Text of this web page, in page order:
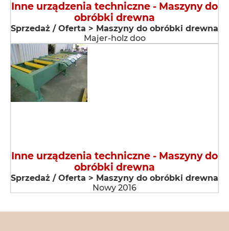
Inne urządzenia techniczne - Maszyny do
obróbki drewna
Sprzedaż / Oferta > Maszyny do obróbki drewna
Majer-holz doo
Inne urządzenia techniczne - Maszyny do
obróbki drewna
Sprzedaż / Oferta > Maszyny do obróbki drewna
Nowy 2016